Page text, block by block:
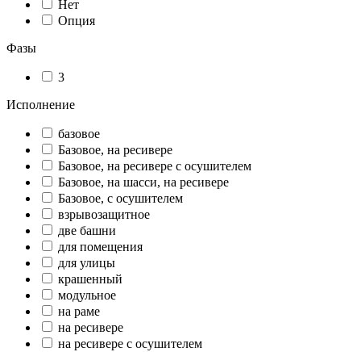
Нет
Опция
Фазы
3
Исполнение
базовое
Базовое, на ресивере
Базовое, на ресивере с осушителем
Базовое, на шасси, на ресивере
Базовое, с осушителем
взрывозащитное
две башни
для помещения
для улицы
крашенный
модульное
на раме
на ресивере
на ресивере с осушителем